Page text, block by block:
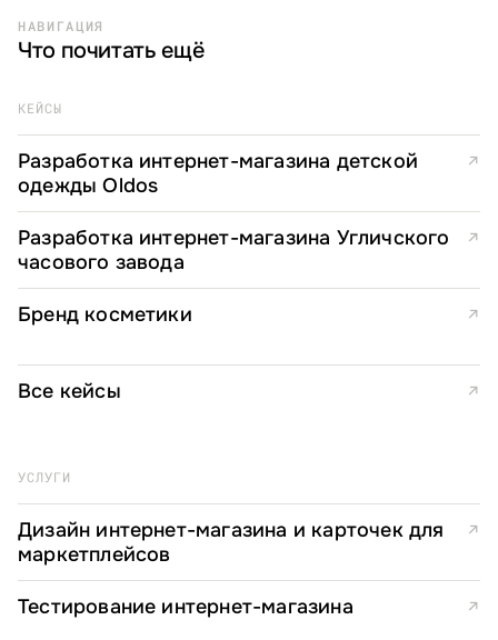
НАВИГАЦИЯ
Что почитать ещё
КЕЙСЫ
Разработка интернет-магазина детской
одежды Oldos
↗
Разработка интернет-магазина Угличского
часового завода
↗
Бренд косметики ↗
Все кейсы ↗
УСЛУГИ
Дизайн интернет-магазина и карточек для
маркетплейсов
↗
Тестирование интернет-магазина ↗